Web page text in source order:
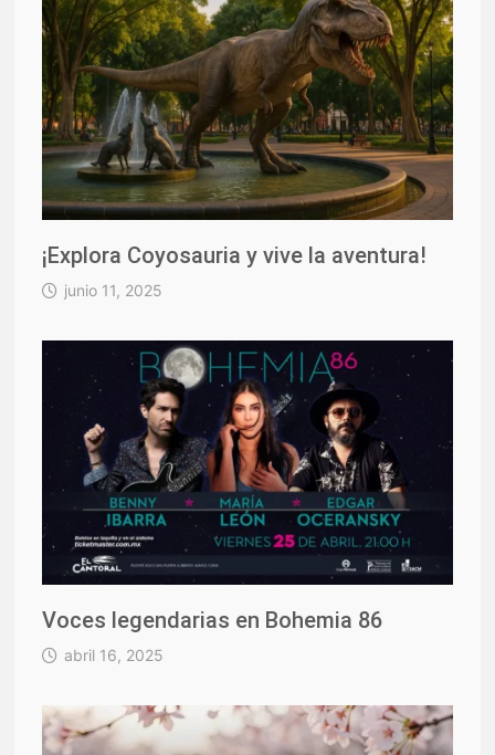
¡Explora Coyosauria y vive la aventura!
junio 11, 2025
Voces legendarias en Bohemia 86
abril 16, 2025